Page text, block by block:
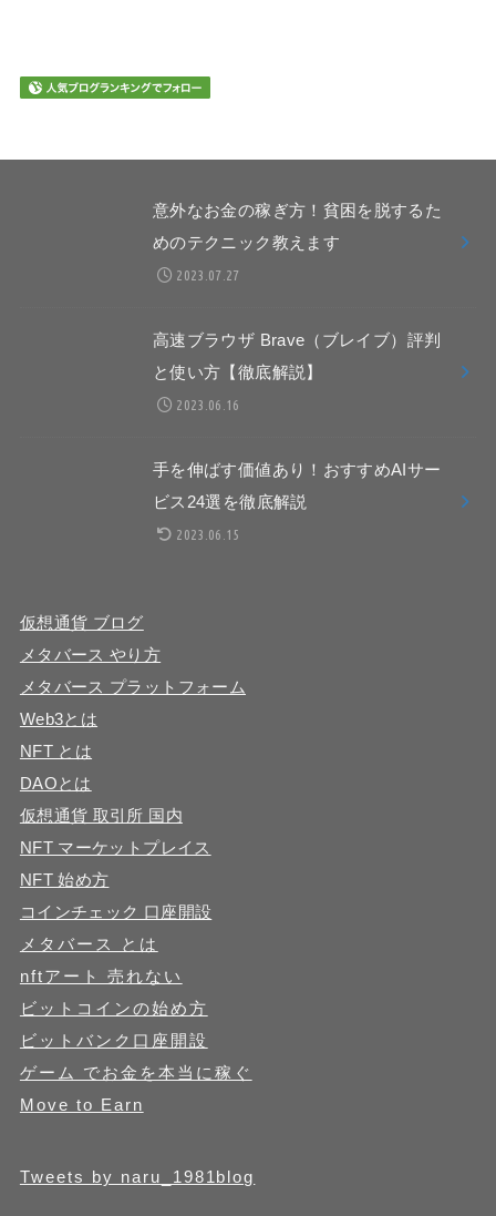
意外なお金の稼ぎ方！貧困を脱するた
めのテクニック教えます
2023.07.27
高速ブラウザ Brave（ブレイブ）評判
と使い方【徹底解説】
2023.06.16
手を伸ばす価値あり！おすすめAIサー
ビス24選を徹底解説
2023.06.15
仮想通貨 ブログ
メタバース やり方
メタバース プラットフォーム
Web3とは
NFT とは
DAOとは
仮想通貨 取引所 国内
NFT マーケットプレイス
NFT 始め方
コインチェック 口座開設
メタバース とは
nftアート 売れない
ビットコインの始め方
ビットバンク口座開設
ゲーム でお金を本当に稼ぐ
Move to Earn
Tweets by naru_1981blog